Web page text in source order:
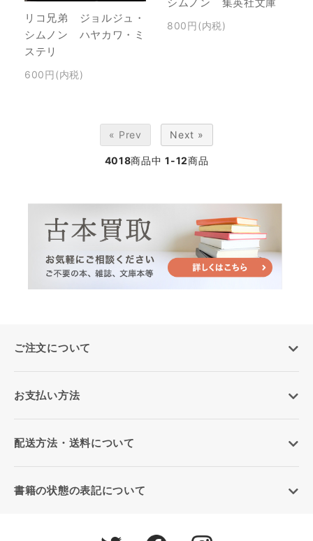
リコ兄弟 ジョルジュ・
シムノン ハヤカワ・ミ
ステリ
600円(内税)
800円(内税)
« Prev Next »
4018商品中 1-12商品
ご注文について
お支払い方法
配送方法・送料について
書籍の状態の表記について